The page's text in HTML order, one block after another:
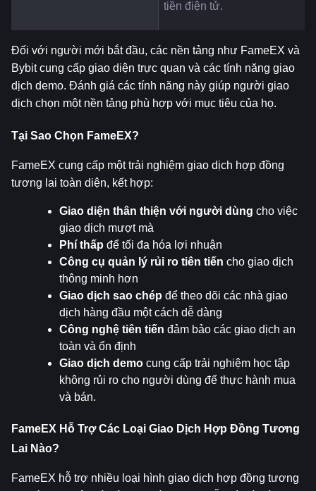
tiền điện tử.
Đối với người mới bắt đầu, các nền tảng như FameEX và
Bybit cung cấp giao diện trực quan và các tính năng giao
dịch demo. Đánh giá các tính năng này giúp người giao
dịch chọn một nền tảng phù hợp với mục tiêu của họ.
Tại Sao Chọn FameEX?
FameEX cung cấp một trải nghiệm giao dịch hợp đồng
tương lai toàn diện, kết hợp:
Giao diện thân thiện với người dùng cho việc
giao dịch mượt mà
Phí thấp để tối đa hóa lợi nhuận
Công cụ quản lý rủi ro tiên tiến cho giao dịch
thông minh hơn
Giao dịch sao chép để theo dõi các nhà giao
dịch hàng đầu một cách dễ dàng
Công nghệ tiên tiến đảm bảo các giao dịch an
toàn và ổn định
Giao dịch demo cung cấp trải nghiệm học tập
không rủi ro cho người dùng để thực hành mua
và bán.
FameEX Hỗ Trợ Các Loại Giao Dịch Hợp Đồng Tương
Lai Nào?
FameEX hỗ trợ nhiều loại hình giao dịch hợp đồng tương